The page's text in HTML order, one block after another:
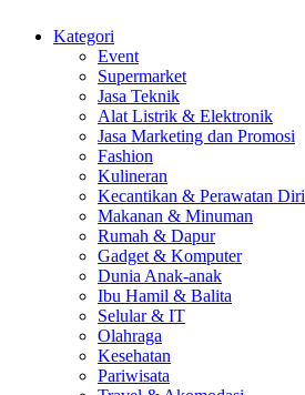
Kategori
Event
Supermarket
Jasa Teknik
Alat Listrik & Elektronik
Jasa Marketing dan Promosi
Fashion
Kulineran
Kecantikan & Perawatan Diri
Makanan & Minuman
Rumah & Dapur
Gadget & Komputer
Dunia Anak-anak
Ibu Hamil & Balita
Selular & IT
Olahraga
Kesehatan
Pariwisata